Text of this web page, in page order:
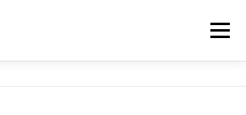
Menu